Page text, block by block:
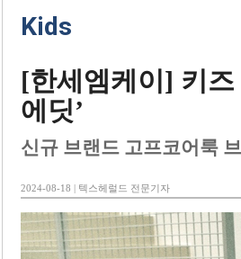
Kids
[한세엠케이] 키
에딧’
신규 브랜드 고프코어룩
2024-08-18 | 텍스헤럴드 전문기자